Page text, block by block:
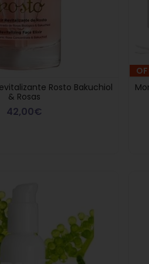
Rosto Bakuchiol
& Rosas
42,00€
a
10% descuento